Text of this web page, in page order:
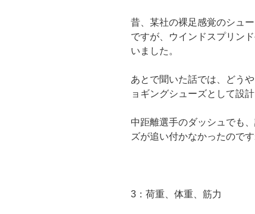
昔、某社の裸足感覚のシュ
ですが、ウインドスプリン
いました。
あとで聞いた話では、どう
ョギングシューズとして設
中距離選手のダッシュでも
ズが追い付かなかったので
3： 荷重、体重、筋力